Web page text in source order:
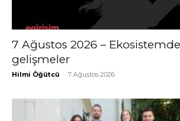
7 Ağustos 2026 –
gelişmeler
Hilmi Öğütcü - 7 Ağustos 2026